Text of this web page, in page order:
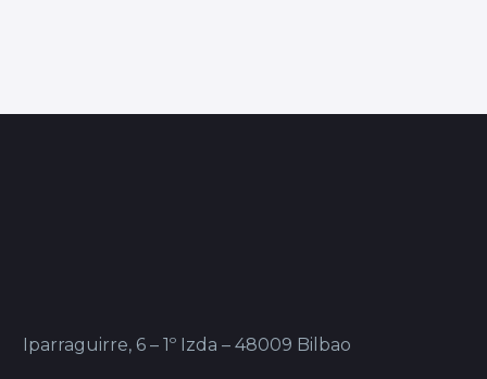
Iparraguirre, 6 – 1º Izda – 48009 Bilbao